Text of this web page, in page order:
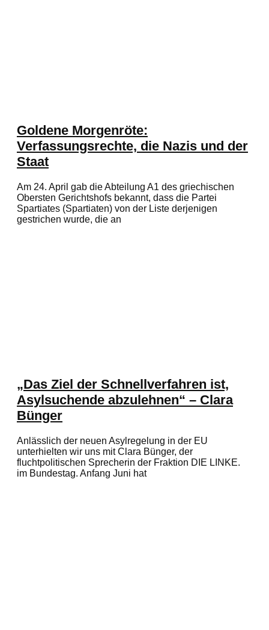
Goldene Morgenröte:
Verfassungsrechte, die Nazis und der
Staat
Am 24. April gab die Abteilung A1 des griechischen
Obersten Gerichtshofs bekannt, dass die Partei
Spartiates (Spartiaten) von der Liste derjenigen
gestrichen wurde, die an
„Das Ziel der Schnellverfahren ist,
Asylsuchende abzulehnen“ – Clara
Bünger
Anlässlich der neuen Asylregelung in der EU
unterhielten wir uns mit Clara Bünger, der
fluchtpolitischen Sprecherin der Fraktion DIE LINKE.
im Bundestag. Anfang Juni hat